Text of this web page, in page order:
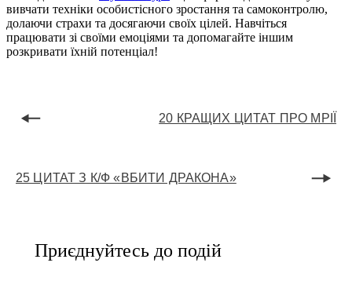
вивчати техніки особистісного зростання та самоконтролю,
долаючи страхи та досягаючи своїх цілей. Навчіться
працювати зі своїми емоціями та допомагайте іншим
розкривати їхній потенціал!
20 КРАЩИХ ЦИТАТ ПРО МРІЇ
25 ЦИТАТ З К/Ф «ВБИТИ ДРАКОНА»
Приєднуйтесь до подій